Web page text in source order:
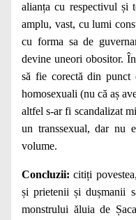
alianța cu respectivul și
amplu, vast, cu lumi
cu forma sa de
devine uneori obositor.
să fie corectă din punct
homosexuali (nu că aș
altfel s-ar fi scandalizat
un transsexual, dar nu
volume.
Concluzii:citiți
și prietenii și dușmanii
monstrului ăluia de